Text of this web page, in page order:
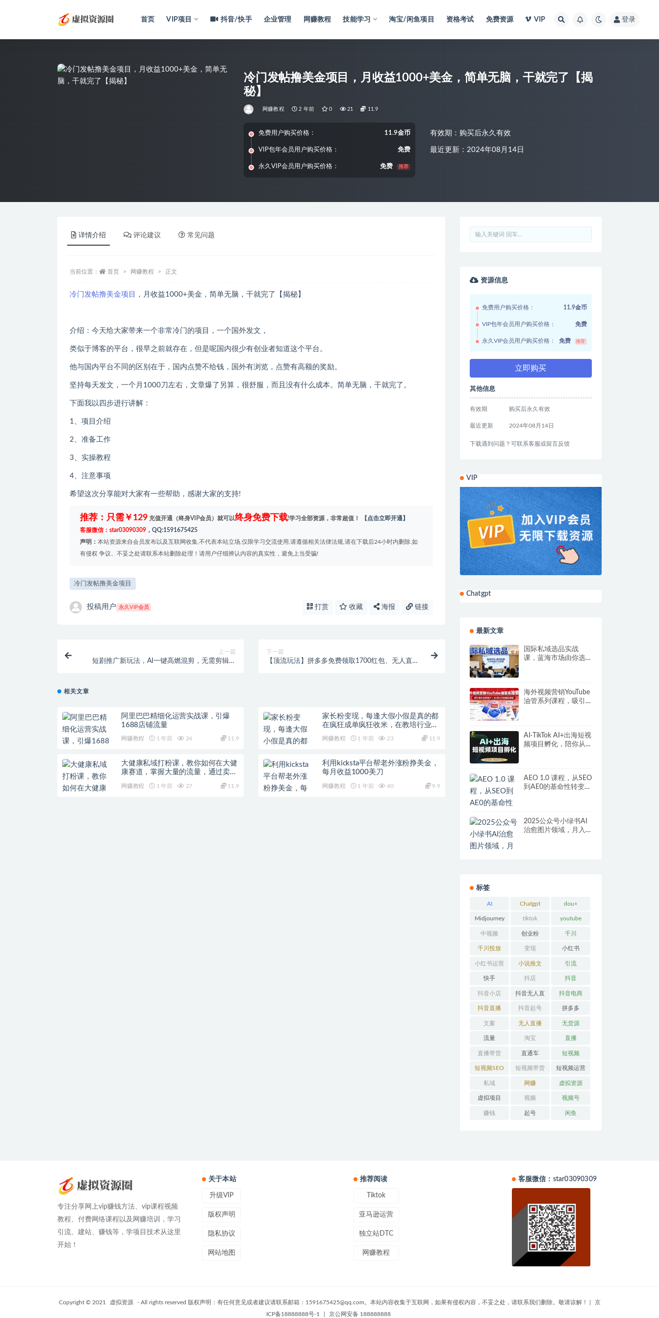
首页 VIP项目 抖音/快手 企业管理 网赚教程 技能学习 淘宝/闲鱼项目 资格考试 免费资源 VIP 登录
冷门发帖撸美金项目，月收益1000+美金，简单无脑，干就完了【揭
秘】
网赚教程 2 年前 0 21 11.9
免费用户购买价格： 11.9金币
VIP包年会员用户购买价格： 免费
永久VIP会员用户购买价格： 免费 推荐
有效期：购买后永久有效
最近更新：2024年08月14日
详情介绍 评论建议 常见问题
当前位置： 首页 网赚教程 正文
冷门发帖撸美金项目 ，月收益1000+美金，简单无脑，干就完了【揭秘】
介绍：今天给大家带来一个非常冷门的项目，一个国外发文，
类似于博客的平台，很早之前就存在，但是呢国内很少有创业者知道这个平台。
他与国内平台不同的区别在于，国内点赞不给钱，国外有浏览，点赞有高额的奖励。
坚持每天发文，一个月1000刀左右，文章爆了另算，很舒服，而且没有什么成本。简单无脑，干就完了。
下面我以四步进行讲解：
1、项目介绍
2、准备工作
3、实操教程
4、注意事项
希望这次分享能对大家有一些帮助，感谢大家的支持!
推荐：只需￥129 充值开通（终身VIP会员）就可以终身免费下载!学习全部资源，非常超值！
【点击立即开通】
客服微信：star03090309， QQ:1591675425
声明： 本站资源来自会员发布以及互联网收集,不代表本站立场,仅限学习交流使用,请遵循相关法律法规,请在下载后24小时内删除.如
有侵权 争议、不妥之处请联系本站删除处理！请用户仔细辨认内容的真实性，避免上当受骗!
冷门发帖撸美金项目
投稿用户 永久VIP会员 打赏 收藏 海报 链接
上一篇
短剧推广新玩法，AI一键高燃混剪，无需剪辑基
下一篇
【顶流玩法】拼多多免费领取1700红包、无人直播
相关文章
阿里巴巴精细化运营实战课，引爆
1688店铺流量
网赚教程 1 年前 24 11.9
家长粉变现，每逢大假小假是真的都
在疯狂成单疯狂收米，在教培行业里
挣你人生的第一桶金，轻松又高效
网赚教程 1 年前 23 11.9
大健康私域打粉课，​教你如何在大健
康赛道，掌握大量的流量，通过卖流
网赚教程 1 年前 27 11.9
利用kicksta平台帮老外涨粉挣美金，
每月收益1000美刀
网赚教程 1 年前 40 9.9
资源信息
免费用户购买价格： 11.9金币
VIP包年会员用户购买价格： 免费
永久VIP会员用户购买价格： 免费 推荐
立即购买
其他信息
有效期 购买后永久有效
最近更新 2024年08月14日
下载遇到问题？可联系客服或留言反馈
VIP
Chatgpt
最新文章
国际私域选品实战
课，蓝海市场由你选
海外视频营销YouTube
油管系列课程，吸引
AI·TikTok AI+出海短视
频项目孵化，陪你从0-
AEO 1.0 课程，从SEO
到AE0的基命性转变，
2025公众号小绿书AI
治愈图片领域，月入
标签
AI Chatgpt dou+
Midjourney tiktok youtube
中视频 创业粉 千川
千川投放 变现 小红书
小红书运营 小说推文 引流
快手 抖店 抖音
抖音小店 抖音无人直
播
抖音电商
抖音直播 抖音起号 拼多多
文案 无人直播 无货源
流量 淘宝 直播
直播带货 直通车 短视频
短视频SEO 短视频带货 短视频运营
私域 网赚 虚拟资源
虚拟项目 视频 视频号
赚钱 起号 闲鱼
专注分享网上vip赚钱方法、vip课程视频
教程、付费网络课程以及网赚培训，学习
引流、建站、赚钱等，学项目技术从这里
开始！
关于本站
升级VIP
版权声明
隐私协议
网站地图
推荐阅读
Tiktok
亚马逊运营
独立站DTC
网赚教程
客服微信：star03090309
Copyright © 2021 虚拟资源 - All rights reserved 版权声明：有任何意见或者建议请联系邮箱：1591675425@qq.com。本站内容收集于互联网，如果有侵权内容，不妥之处，请联系我们删除。敬请谅解！
京
ICP备18888888号-1
京公网安备 188888888